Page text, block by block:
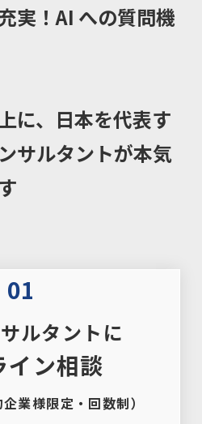
実！AI への質問機
に、日本を代表す
サルタントが本気
01
ルタントに
イン相談
業様限定・回数制）